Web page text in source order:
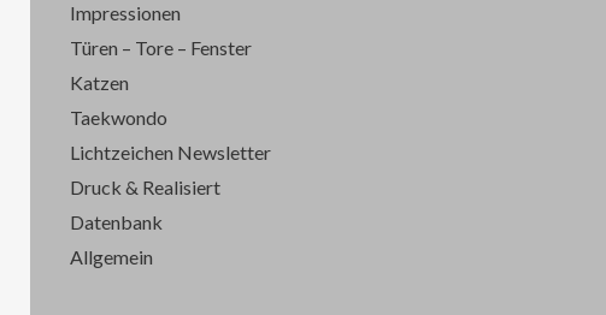
Impressionen
Türen – Tore – Fenster
Katzen
Taekwondo
Lichtzeichen Newsletter
Druck & Realisiert
Datenbank
Allgemein